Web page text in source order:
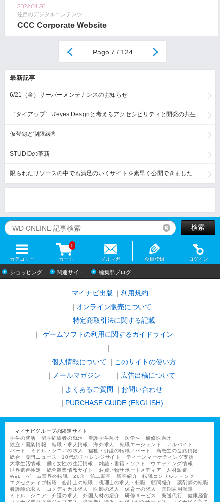
2022.04.26
注目のデジタルコンテンツ
CCC Corporate Website
7 / 124
最新記事
6/21（金）サーバーメンテナンスのお知らせ
［タイアップ］U'eyes Designと考えるアクセシビリティと開発の共生
仮登録と制限緩和
STUDIOの革新
限られたリソースの中でも満足のいくサイトを素早く公開できました
リセット検索
カテゴリー カート
0
メルマガ 会員登録 ログイン
ショッピング 関連サイト 編集部ブログ
マイナビ出版
利用規約
オンライン販売について
特定商取引法に関する記載
ゲームソフトの利用に関するガイドライン
｜
個人情報について
このサイトの使い方
メールマガジン
広告出稿について
よくあるご質問
お問い合わせ
PURCHASE GUIDE (ENGLISH)
マイナビグループの関連サイト
学生の就活
留学経験者の就活 看護学生向け
医学生・研修医向け
独立・開業情報
転職・求人情報 海外求人 転職エージェント
アルバイト
パート
ミドル・シニアの求人 福祉・介護の転職／パート
高校生の進路情報
総合・専門ニュース
10代のチャレンジサイト
ティーンマーケティング支援
大学生活情報
働く女性の生活情報 雑誌・書籍・ソフト
ウエディング情報
世界遺産検定
総合農業情報サイト お買い物サポートメディア
人材派遣
Web・ゲーム業界の転職
20代・第二新卒 新卒紹介
転職コンサルティング
エグゼクティブ転職
会計士の転職 税理士の求人・転職 顧問紹介
薬剤師の転職
看護師の求人
コメディカル求人 医師の求人 保育士の求人
無期雇用派遣
ミドル・シニア
介護の求人 外国人材の紹介 研修サービス 発送代行
健康経営